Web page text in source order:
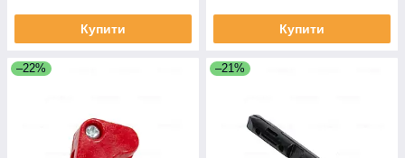
Купити Купити
–22% –21%